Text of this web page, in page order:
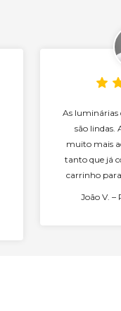
As luminárias
são lindas.
muito mais
tanto que já
carrinho
João V. –